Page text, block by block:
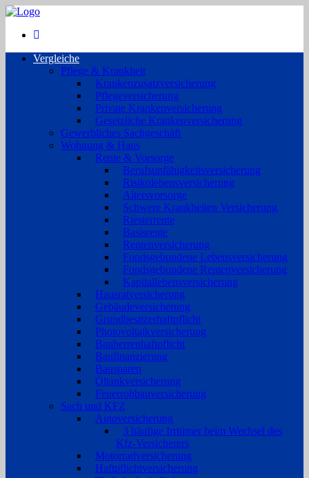
Vergleiche
Pflege & Krankheit
Krankenzusatzversicherung
Pflegeversicherung
Private Krankenversicherung
Gesetzliche Krankenversicherung
Gewerbliches Sachgeschäft
Wohnung & Haus
Rente & Vorsorge
Berufs­unfähigkeitsversicherung
Risikolebensversicherung
Altersvorsorge
Schwere Krankheiten Versicherung
Riesterrente
Basisrente
Rentenversicherung
Fondsgebundene Lebensversicherung
Fondsgebundene Rentenversicherung
Kapitallebensversicherung
Hausratversicherung
Gebäudeversicherung
Grundbesitzerhaftpflicht
Photovoltaikversicherung
Bauherrenhaftpflicht
Baufinanzierung
Bausparen
Öltankversicherung
Feuerrohbauversicherung
Sach und KFZ
Autoversicherung
3 häufige Irrtümer beim Wechsel des
Kfz-Versicherers
Motorradversicherung
Haftpflichtversicherung